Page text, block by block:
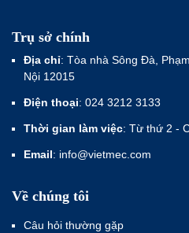
Trụ sở chính
Địa chỉ: Tòa nhà Sông Đà,
Nội 12015
Điện thoại: 024 3212 3133
Thời gian làm việc: Từ thứ 2 -
Email: info@vietmec.com
Về chúng tôi
Câu hỏi thường gặp